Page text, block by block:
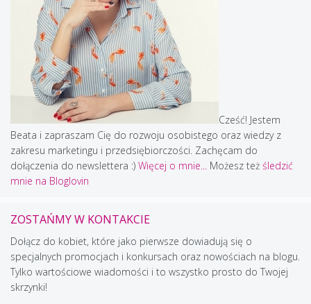
Cześć! Jestem
Beata i zapraszam Cię do rozwoju osobistego oraz wiedzy z
zakresu marketingu i przedsiębiorczości. Zachęcam do
dołączenia do newslettera :) Więcej o mnie... Możesz też śledzić
mnie na Bloglovin
ZOSTAŃMY W KONTAKCIE
Dołącz do kobiet, które jako pierwsze dowiadują się o
specjalnych promocjach i konkursach oraz nowościach na blogu.
Tylko wartościowe wiadomości i to wszystko prosto do Twojej
skrzynki!